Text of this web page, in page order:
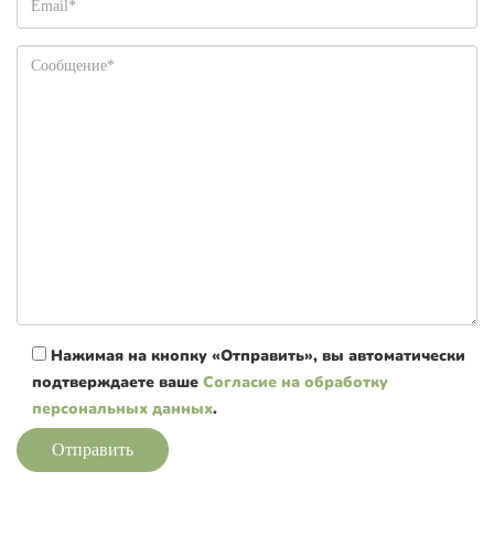
Нажимая на кнопку «Отправить», вы автоматически
подтверждаете ваше Согласие на обработку
персональных данных.
Отправить